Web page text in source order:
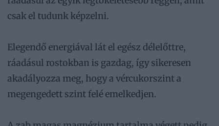
csak el tudunk képzelni.
Elegendő energiával lát el egész délelőttre,
ráadásul rostokban is gazdag, így sikeresen
akadályozza meg, hogy a vércukorszint a
megengedett szint felé emelkedjen.